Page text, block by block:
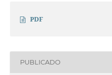
PDF
PUBLICADO